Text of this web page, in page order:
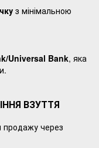
з мінімальною
Universal Bank, яка
ВЗУТТЯ
продажу через